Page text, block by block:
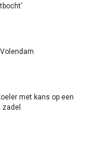
met kans op een